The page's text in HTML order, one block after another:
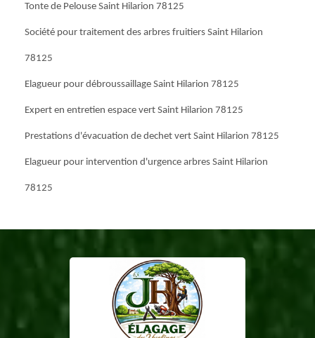
Tonte de Pelouse Saint Hilarion 78125
Société pour traitement des arbres fruitiers Saint Hilarion
78125
Elagueur pour débroussaillage Saint Hilarion 78125
Expert en entretien espace vert Saint Hilarion 78125
Prestations d'évacuation de dechet vert Saint Hilarion 78125
Elagueur pour intervention d'urgence arbres Saint Hilarion
78125